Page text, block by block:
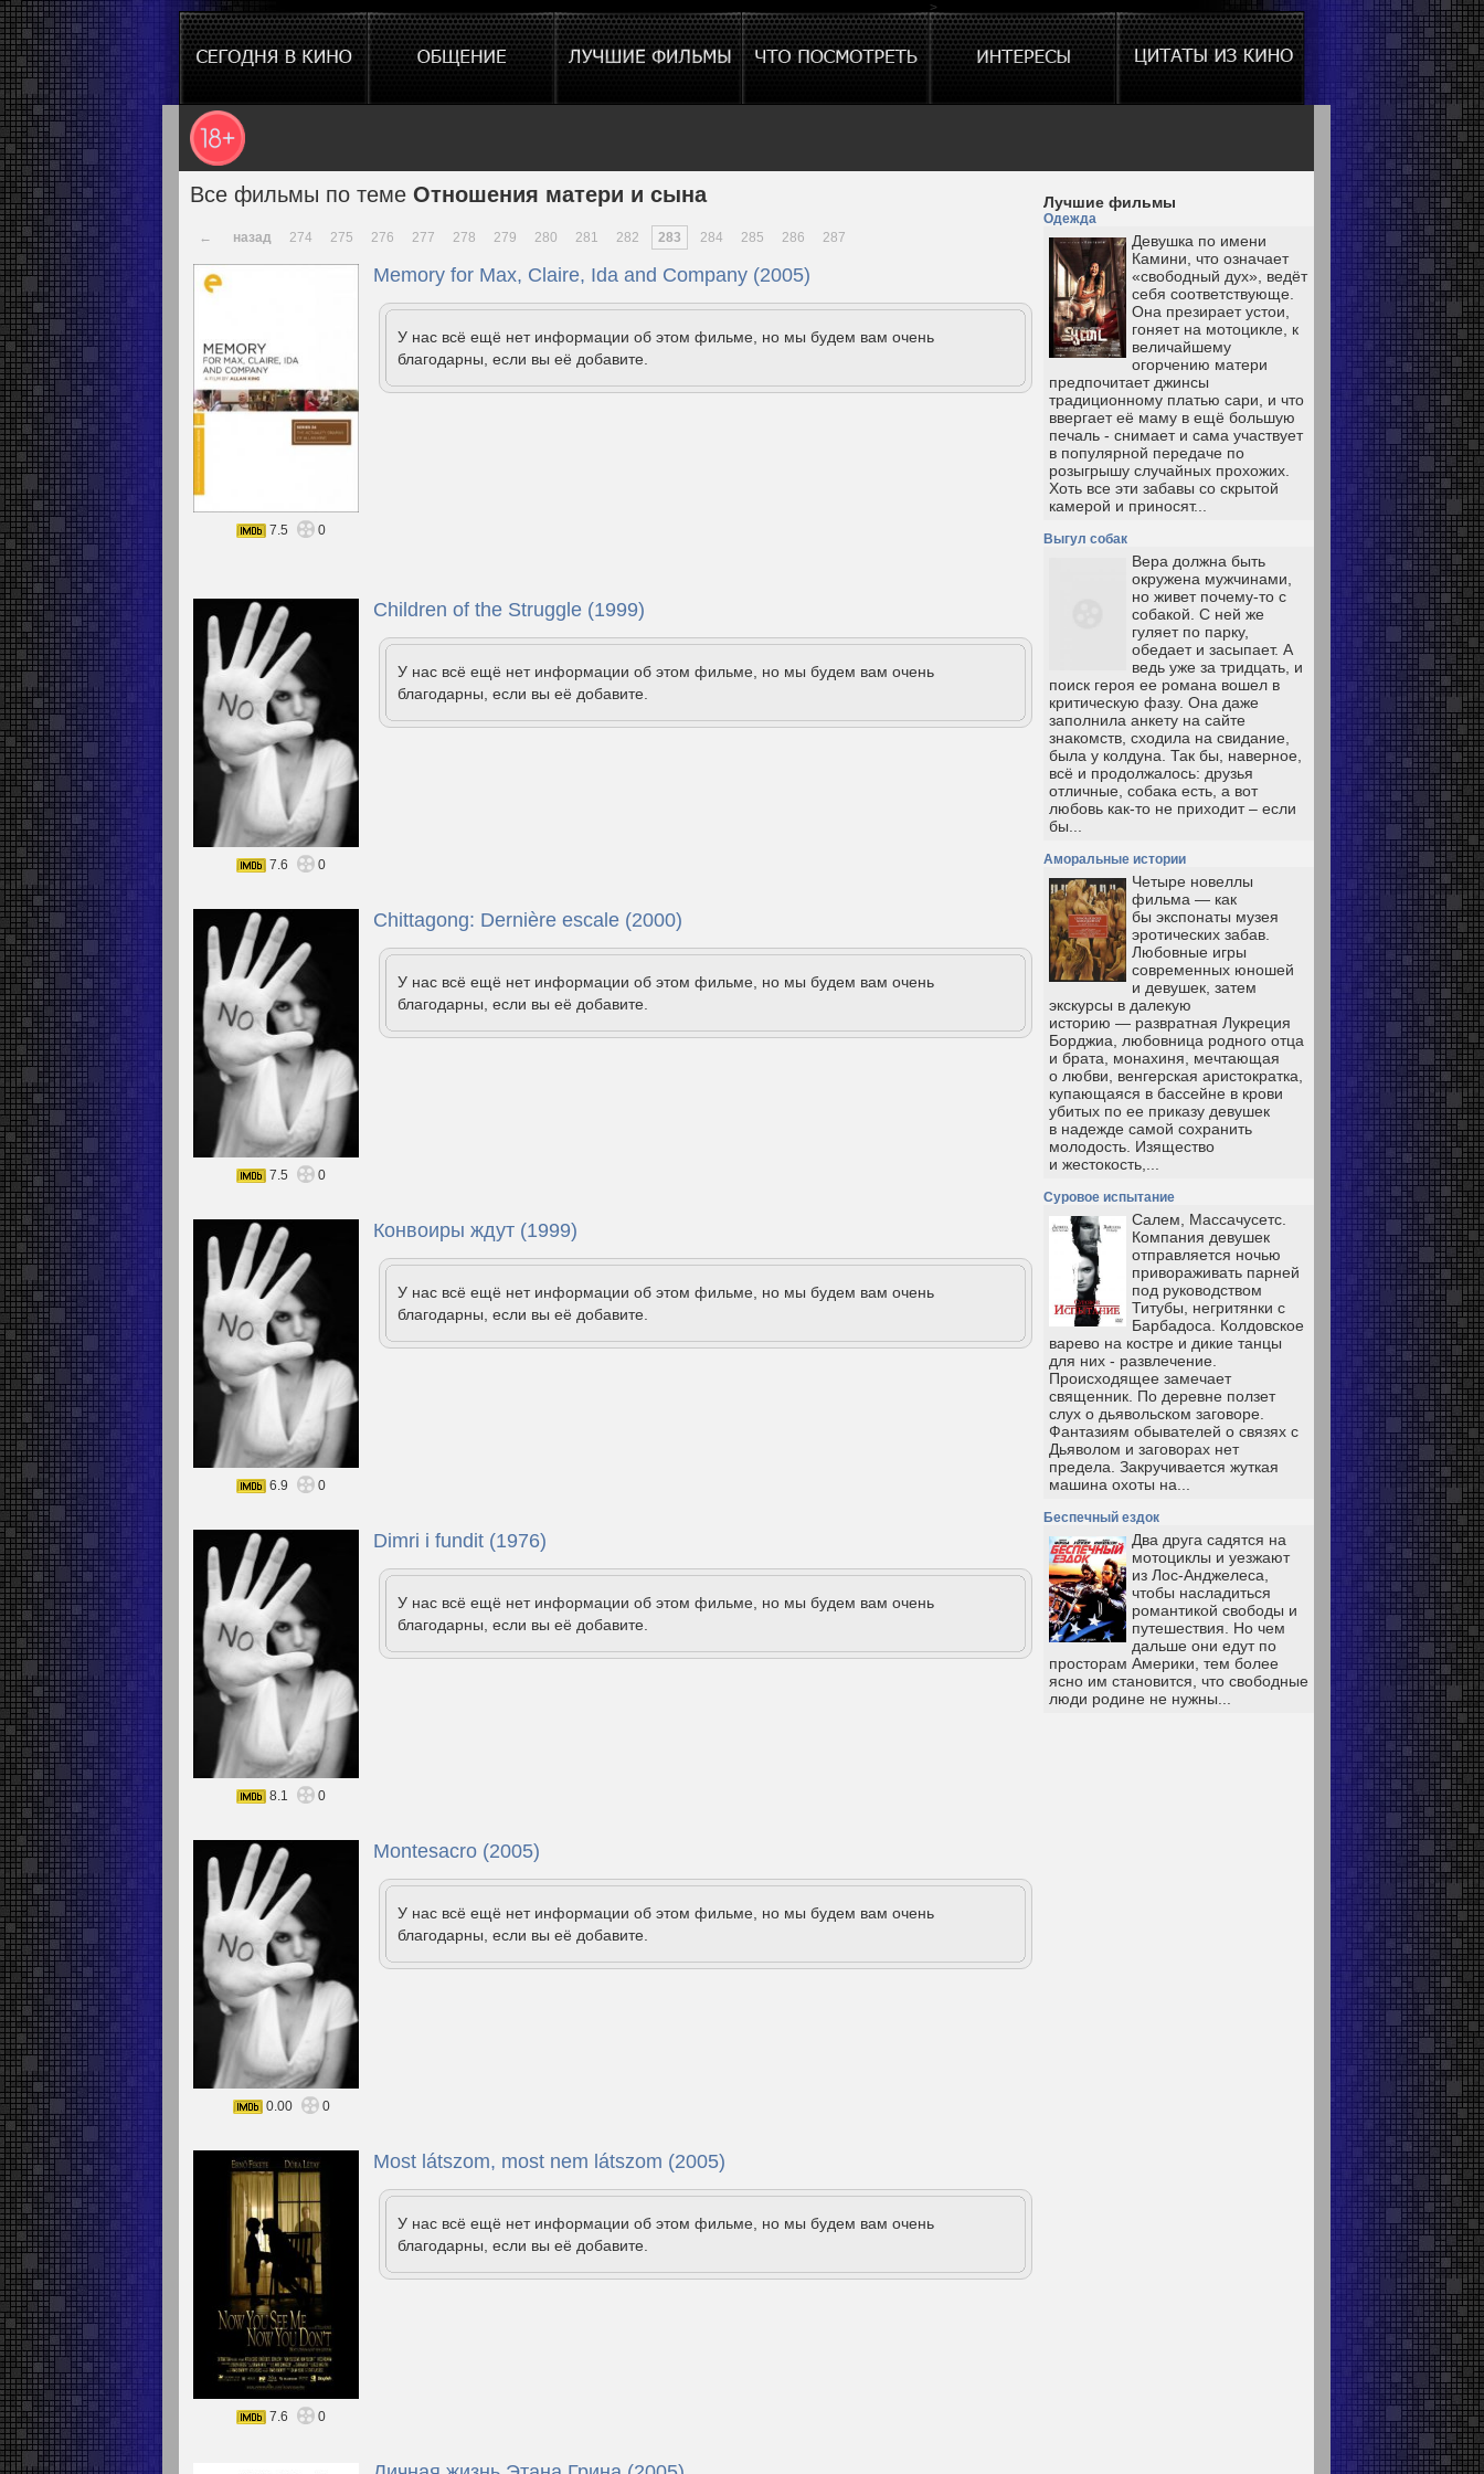
>
Все фильмы по теме Отношения матери и сына
← назад 274 275 276 277 278 279 280 281 282 283 284 285 286 287
Memory for Max, Claire, Ida and Company (2005)
У нас всё ещё нет информации об этом фильме, но мы будем вам очень
благодарны, если вы её добавите.
7.5 0
Children of the Struggle (1999)
У нас всё ещё нет информации об этом фильме, но мы будем вам очень
благодарны, если вы её добавите.
7.6 0
Chittagong: Dernière escale (2000)
У нас всё ещё нет информации об этом фильме, но мы будем вам очень
благодарны, если вы её добавите.
7.5 0
Конвоиры ждут (1999)
У нас всё ещё нет информации об этом фильме, но мы будем вам очень
благодарны, если вы её добавите.
6.9 0
Dimri i fundit (1976)
У нас всё ещё нет информации об этом фильме, но мы будем вам очень
благодарны, если вы её добавите.
8.1 0
Montesacro (2005)
У нас всё ещё нет информации об этом фильме, но мы будем вам очень
благодарны, если вы её добавите.
0.00 0
Most látszom, most nem látszom (2005)
У нас всё ещё нет информации об этом фильме, но мы будем вам очень
благодарны, если вы её добавите.
7.6 0
Лучшие фильмы
Одежда
Девушка по имени
Камини, что означает
«свободный дух», ведёт
себя соответствующе.
Она презирает устои,
гоняет на мотоцикле, к
величайшему
огорчению матери
предпочитает джинсы
традиционному платью сари, и что
ввергает её маму в ещё большую
печаль - снимает и сама участвует
в популярной передаче по
розыгрышу случайных прохожих.
Хоть все эти забавы со скрытой
камерой и приносят...
Выгул собак
Вера должна быть
окружена мужчинами,
но живет почему-то с
собакой. С ней же
гуляет по парку,
обедает и засыпает. А
ведь уже за тридцать, и
поиск героя ее романа вошел в
критическую фазу. Она даже
заполнила анкету на сайте
знакомств, сходила на свидание,
была у колдуна. Так бы, наверное,
всё и продолжалось: друзья
отличные, собака есть, а вот
любовь как-то не приходит – если
бы...
Аморальные истории
Четыре новеллы
фильма — как
бы экспонаты музея
эротических забав.
Любовные игры
современных юношей
и девушек, затем
экскурсы в далекую
историю — развратная Лукреция
Борджиа, любовница родного отца
и брата, монахиня, мечтающая
о любви, венгерская аристократка,
купающаяся в бассейне в крови
убитых по ее приказу девушек
в надежде самой сохранить
молодость. Изящество
и жестокость,...
Суровое испытание
Салем, Массачусетс.
Компания девушек
отправляется ночью
привораживать парней
под руководством
Титубы, негритянки с
Барбадоса. Колдовское
варево на костре и дикие танцы
для них - развлечение.
Происходящее замечает
священник. По деревне ползет
слух о дьявольском заговоре.
Фантазиям обывателей о связях с
Дьяволом и заговорах нет
предела. Закручивается жуткая
машина охоты на...
Беспечный ездок
Два друга садятся на
мотоциклы и уезжают
из Лос-Анджелеса,
чтобы насладиться
романтикой свободы и
путешествия. Но чем
дальше они едут по
просторам Америки, тем более
ясно им становится, что свободные
люди родине не нужны...